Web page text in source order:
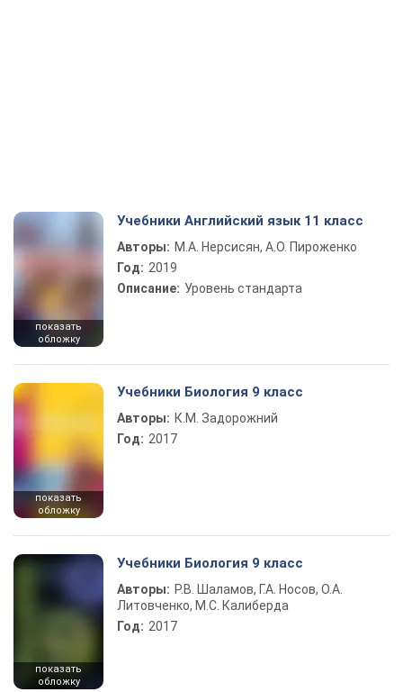
показать
обложку
Учебники Английский язык 11 класс
Авторы: М.А. Нерсисян, А.О. Пироженко
Год: 2019
Описание: Уровень стандарта
показать
обложку
Учебники Биология 9 класс
Авторы: К.М. Задорожний
Год: 2017
показать
обложку
Учебники Биология 9 класс
Авторы: Р.В. Шаламов, Г.А. Носов, О.А.
Литовченко, М.С. Калиберда
Год: 2017